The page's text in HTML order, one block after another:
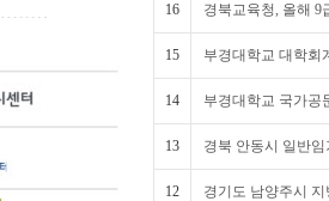
16 경북교육청, 올해 9
15 부경대학교 대학회
14 부경대학교 국가공
13 경북 안동시 일반
12 경기도 남양주시